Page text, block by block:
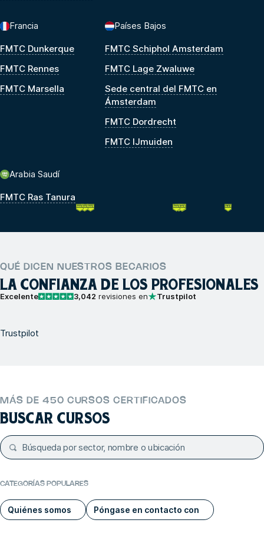
Francia
FMTC Dunkerque
FMTC Rennes
FMTC Marsella
Países Bajos
FMTC Schiphol Amsterdam
FMTC Lage Zwaluwe
Sede central del FMTC en
Ámsterdam
FMTC Dordrecht
FMTC IJmuiden
Arabia Saudí
FMTC Ras Tanura
QUÉ DICEN NUESTROS BECARIOS
LA CONFIANZA DE LOS PROFESIONALES
Excelente 3,042 revisiones en Trustpilot
Trustpilot
MÁS DE 450 CURSOS CERTIFICADOS
BUSCAR CURSOS
CATEGORÍAS POPULARES
Quiénes somos Póngase en contacto con